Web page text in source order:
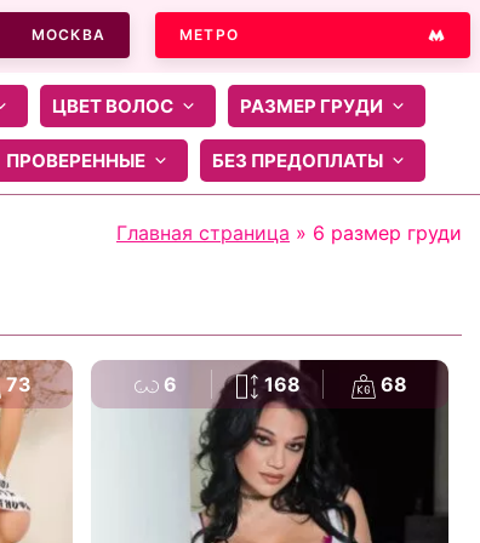
МОСКВА МЕТРО
ЦВЕТ ВОЛОС РАЗМЕР ГРУДИ
ПРОВЕРЕННЫЕ БЕЗ ПРЕДОПЛАТЫ
Главная страница » 6 размер груди
73 6 168 68